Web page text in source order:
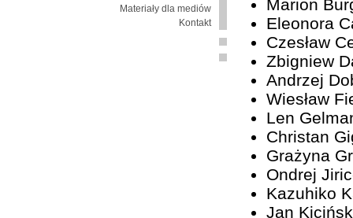
Materiały dla mediów
Kontakt
Marion
Eleonora
Czesław
Zbigniew
Andrzej
Wiesław
Len
Christan
Grażyna
Ondrej
Kazuhiko
Jan